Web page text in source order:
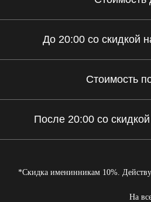
До 20:00 со скидкой
Стоимость
После 20:00 со
*Скидка именинникам 10%.
На